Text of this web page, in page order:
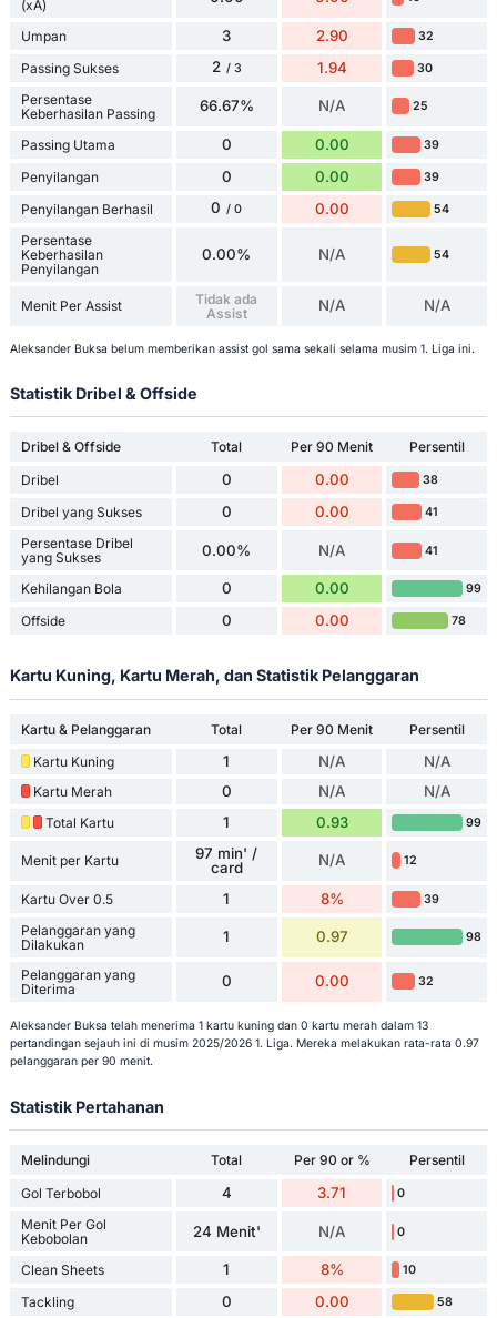
(xA)
Umpan 3 2.90 32
Passing Sukses 2 / 3 1.94 30
Persentase
Keberhasilan Passing
66.67% N/A 25
Passing Utama 0 0.00 39
Penyilangan 0 0.00 39
Penyilangan Berhasil 0 / 0 0.00 54
Persentase
Keberhasilan
Penyilangan
0.00% N/A 54
Menit Per Assist
Tidak ada
Assist
N/A N/A
Aleksander Buksa belum memberikan assist gol sama sekali selama musim 1. Liga ini.
Statistik Dribel & Offside
Dribel & Offside Total Per 90 Menit
Persentil
Dribel
0 0.00 38
Dribel yang Sukses 0 0.00 41
Persentase Dribel
yang Sukses
0.00% N/A 41
Kehilangan Bola 0 0.00 99
Offside 0 0.00 78
Kartu Kuning, Kartu Merah, dan Statistik Pelanggaran
Kartu & Pelanggaran Total Per 90 Menit
Persentil
Kartu Kuning
1 N/A N/A
Kartu Merah 0 N/A N/A
Total Kartu 1 0.93 99
Menit per Kartu
97 min' /
card
N/A 12
Kartu Over 0.5 1 8% 39
Pelanggaran yang
Dilakukan
1 0.97 98
Pelanggaran yang
Diterima
0 0.00 32
Aleksander Buksa telah menerima 1 kartu kuning dan 0 kartu merah dalam 13
pertandingan sejauh ini di musim 2025/2026 1. Liga. Mereka melakukan rata-rata 0.97
pelanggaran per 90 menit.
Statistik Pertahanan
Melindungi Total Per 90 or %
Persentil
Gol Terbobol
4 3.71 0
Menit Per Gol
Kebobolan
24 Menit' N/A 0
Clean Sheets 1 8% 10
Tackling 0 0.00 58